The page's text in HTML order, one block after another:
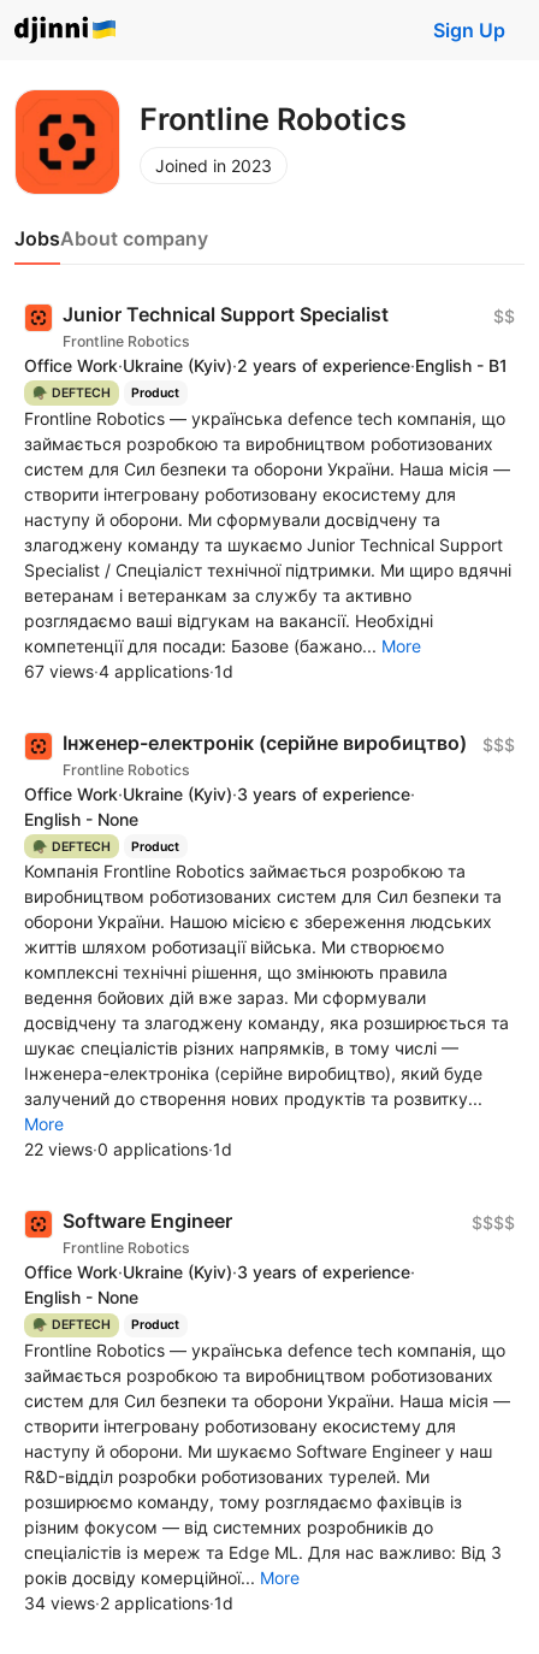
Sign Up
Frontline Robotics
Joined in 2023
JobsAbout company
Junior Technical Support Specialist
Frontline Robotics
$$
Office Work·Ukraine (Kyiv)·2 years of experience·English - B1
🪖 DEFTECH Product
Frontline Robotics — українська defence tech компанія, що
займається розробкою та виробництвом роботизованих
систем для Сил безпеки та оборони України. Наша місія —
створити інтегровану роботизовану екосистему для
наступу й оборони. Ми сформували досвідчену та
злагоджену команду та шукаємо Junior Technical Support
Specialist / Спеціаліст технічної підтримки. Ми щиро вдячні
ветеранам і ветеранкам за службу та активно
розглядаємо ваші відгукам на вакансії. Необхідні
компетенції для посади: Базове (бажано... More
67 views·4 applications·1d
Інженер-електронік (серійне виробицтво)
Frontline Robotics
$$$
Office Work·Ukraine (Kyiv)·3 years of experience·
English - None
🪖 DEFTECH Product
Компанія Frontline Robotics займається розробкою та
виробництвом роботизованих систем для Сил безпеки та
оборони України. Нашою місією є збереження людських
життів шляхом роботизації війська. Ми створюємо
комплексні технічні рішення, що змінюють правила
ведення бойових дій вже зараз. Ми сформували
досвідчену та злагоджену команду, яка розширюється та
шукає спеціалістів різних напрямків, в тому числі —
Інженера-електроніка (серійне виробицтво), який буде
залучений до створення нових продуктів та розвитку...
More
22 views·0 applications·1d
Software Engineer
Frontline Robotics
$$$$
Office Work·Ukraine (Kyiv)·3 years of experience·
English - None
🪖 DEFTECH Product
Frontline Robotics — українська defence tech компанія, що
займається розробкою та виробництвом роботизованих
систем для Сил безпеки та оборони України. Наша місія —
створити інтегровану роботизовану екосистему для
наступу й оборони. Ми шукаємо Software Engineer у наш
R&D-відділ розробки роботизованих турелей. Ми
розширюємо команду, тому розглядаємо фахівців із
різним фокусом — від системних розробників до
спеціалістів із мереж та Edge ML. Для нас важливо: Від 3
років досвіду комерційної... More
34 views·2 applications·1d